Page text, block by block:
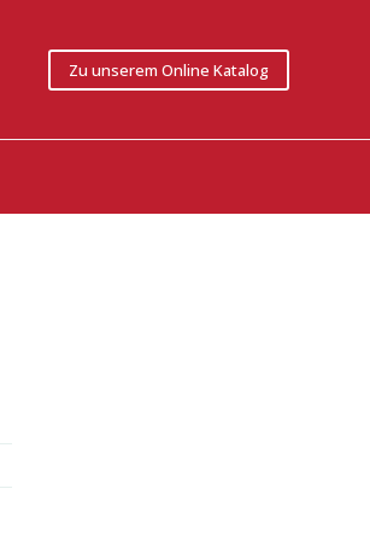
Zu unserem Online Katalog